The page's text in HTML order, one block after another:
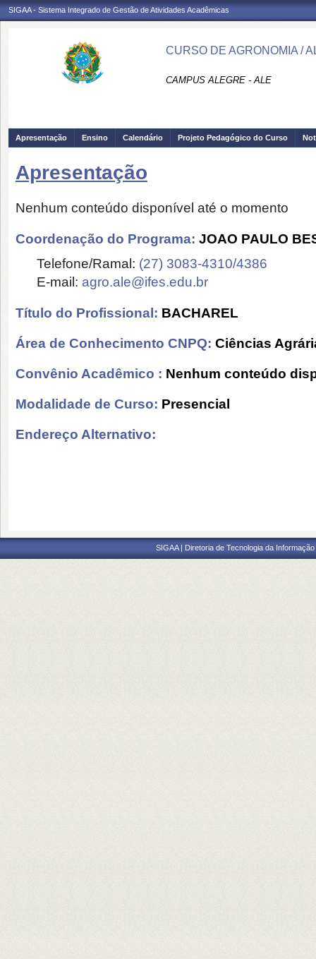
SIGAA - Sistema Integrado de Gestão de Atividades Acadêmicas
CURSO DE AGRONOMIA /
CAMPUS ALEGRE - ALE
Apresentação Ensino Calendário Projeto Pedagógico do Curso
Apresentação
Nenhum conteúdo disponível até o momento
Coordenação do Programa: JOAO PAULO
Telefone/Ramal: (27) 3083-4310/4386
E-mail: agro.ale@ifes.edu.br
Título do Profissional: BACHAREL
Área de Conhecimento CNPQ: Ciências
Convênio Acadêmico : Nenhum conteúdo
Modalidade de Curso: Presencial
Endereço Alternativo:
SIGAA | Diretoria de Tecnologia da